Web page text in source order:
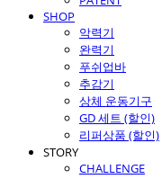
SHOP
악력기
완력기
푸쉬업바
추감기
상체 운동기구
GD 세트 (할인)
리퍼상품 (할인)
STORY
CHALLENGE